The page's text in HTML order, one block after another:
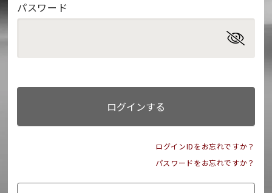
パスワード
ログインする
ログインIDをお忘れですか？
パスワードをお忘れですか？